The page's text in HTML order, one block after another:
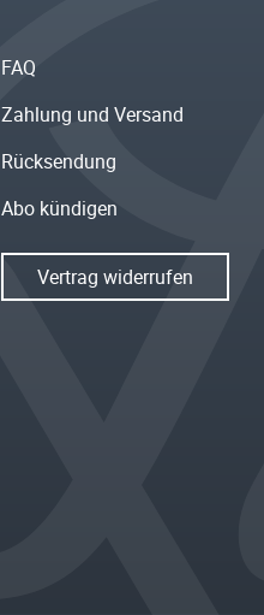
FAQ
Zahlung und Versand
Rücksendung
Abo kündigen
Vertrag widerrufen